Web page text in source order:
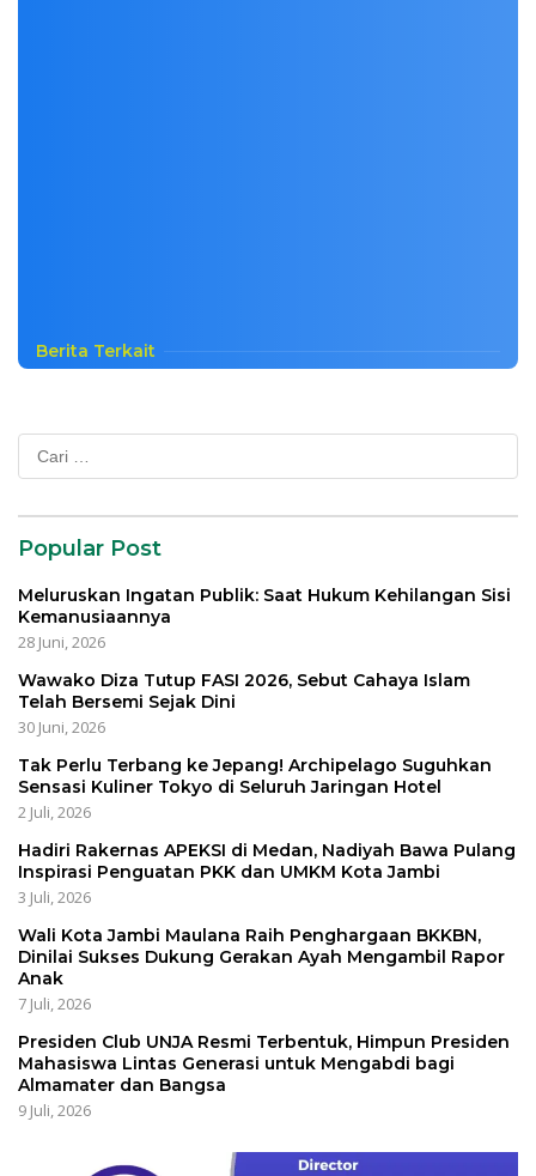
Berita Terkait
Popular Post
Meluruskan Ingatan Publik: Saat Hukum Kehilangan Sisi
Kemanusiaannya
28 Juni, 2026
Wawako Diza Tutup FASI 2026, Sebut Cahaya Islam
Telah Bersemi Sejak Dini
30 Juni, 2026
Tak Perlu Terbang ke Jepang! Archipelago Suguhkan
Sensasi Kuliner Tokyo di Seluruh Jaringan Hotel
2 Juli, 2026
Hadiri Rakernas APEKSI di Medan, Nadiyah Bawa Pulang
Inspirasi Penguatan PKK dan UMKM Kota Jambi
3 Juli, 2026
Wali Kota Jambi Maulana Raih Penghargaan BKKBN,
Dinilai Sukses Dukung Gerakan Ayah Mengambil Rapor
Anak
7 Juli, 2026
Presiden Club UNJA Resmi Terbentuk, Himpun Presiden
Mahasiswa Lintas Generasi untuk Mengabdi bagi
Almamater dan Bangsa
9 Juli, 2026